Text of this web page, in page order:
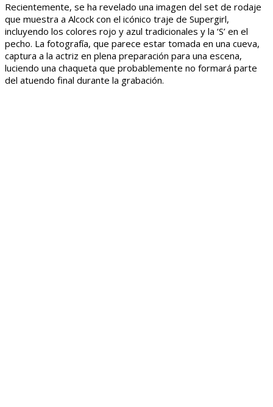
Recientemente, se ha revelado una imagen del set de rodaje
que muestra a Alcock con el icónico traje de Supergirl,
incluyendo los colores rojo y azul tradicionales y la ‘S’ en el
pecho. La fotografía, que parece estar tomada en una cueva,
captura a la actriz en plena preparación para una escena,
luciendo una chaqueta que probablemente no formará parte
del atuendo final durante la grabación.